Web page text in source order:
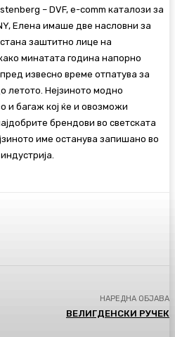
– DVF, e-comm каталози за
Елена имаше две насловни за
заштитно лице на
минатата година напорно
извесно време отпатува за
летото. Нејзиното модно
и багаж кој ќе и овозможи
брендови во светската
име останува запишано во
НАРЕДНА ОБЈАВА
ВЕЛИГДЕНСКИ РУЧЕК